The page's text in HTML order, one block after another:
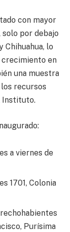
con mayor
por debajo
Chihuahua, lo
en
una muestra
recursos
Instituto.
a viernes de
1701, Colonia
Purísima